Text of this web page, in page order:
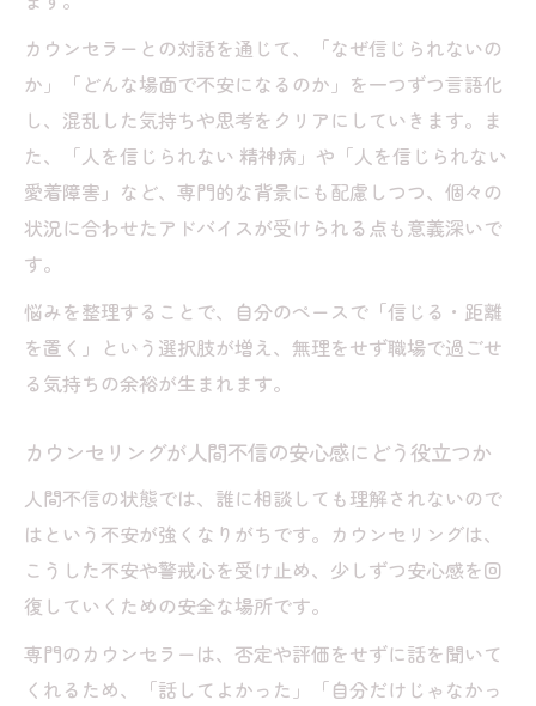
カウンセリングで安心を見つけるための工
夫
孤立に悩んだ時のカウンセリング的対処法
カウンセリングで自己肯定感を取り戻す道
カウンセラーとの対話を通じて、「なぜ信じられないの
か」「どんな場面で不安になるのか」を一つずつ言語化
し、混乱した気持ちや思考をクリアにしていきます。ま
た、「人を信じられない 精神病」や「人を信じられない
愛着障害」など、専門的な背景にも配慮しつつ、個々の
状況に合わせたアドバイスが受けられる点も意義深いで
す。
悩みを整理することで、自分のペースで「信じる・距離
を置く」という選択肢が増え、無理をせず職場で過ごせ
る気持ちの余裕が生まれます。
カウンセリングが人間不信の安心感にどう役立つか
人間不信の状態では、誰に相談しても理解されないので
はという不安が強くなりがちです。カウンセリングは、
こうした不安や警戒心を受け止め、少しずつ安心感を回
復していくための安全な場所です。
専門のカウンセラーは、否定や評価をせずに話を聞いて
くれるため、「話してよかった」「自分だけじゃなかっ